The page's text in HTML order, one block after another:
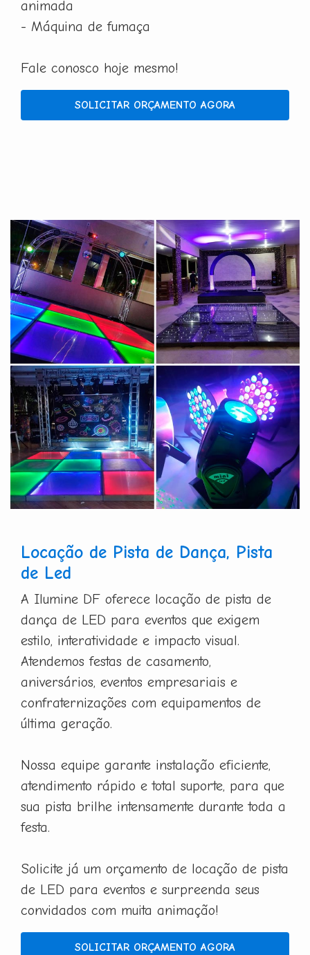
animada
- Máquina de fumaça
Fale conosco hoje mesmo!
SOLICITAR ORÇAMENTO AGORA
Locação de Pista de Dança, Pista
de Led
A Ilumine DF oferece locação de pista de
dança de LED para eventos que exigem
estilo, interatividade e impacto visual.
Atendemos festas de casamento,
aniversários, eventos empresariais e
confraternizações com equipamentos de
última geração.
Nossa equipe garante instalação eficiente,
atendimento rápido e total suporte, para que
sua pista brilhe intensamente durante toda a
festa.
Solicite já um orçamento de locação de pista
de LED para eventos e surpreenda seus
convidados com muita animação!
SOLICITAR ORÇAMENTO AGORA